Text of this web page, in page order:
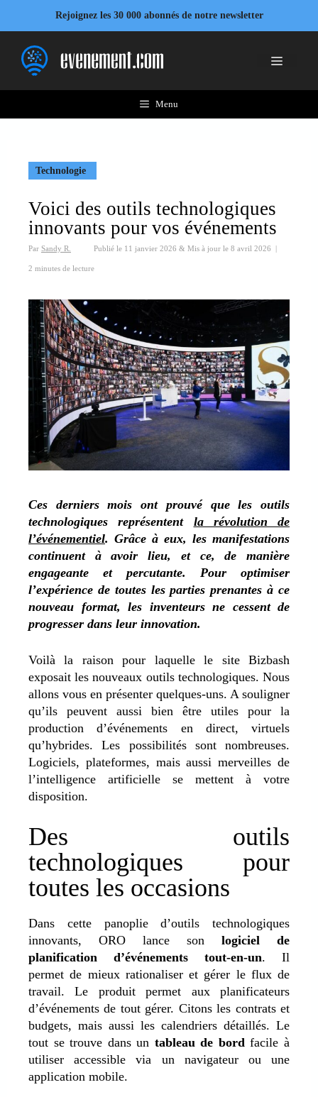
contenu
Rejoignez les 30 000 abonnés de notre newsletter
Menu
Menu
Technologie
Voici des outils technologiques
innovants pour vos événements
Par Sandy R. Publié le 11 janvier 2026 & Mis à jour le 8 avril 2026 |
2 minutes de lecture
Ces derniers mois ont prouvé que les outils
technologiques représentent la révolution de
l’événementiel. Grâce à eux, les manifestations
continuent à avoir lieu, et ce, de manière
engageante et percutante. Pour optimiser
l’expérience de toutes les parties prenantes à ce
nouveau format, les inventeurs ne cessent de
progresser dans leur innovation.
Voilà la raison pour laquelle le site Bizbash
exposait les nouveaux outils technologiques. Nous
allons vous en présenter quelques-uns. A souligner
qu’ils peuvent aussi bien être utiles pour la
production d’événements en direct, virtuels
qu’hybrides. Les possibilités sont nombreuses.
Logiciels, plateformes, mais aussi merveilles de
l’intelligence artificielle se mettent à votre
disposition.
Des outils
technologiques pour
toutes les occasions
Dans cette panoplie d’outils technologiques
innovants, ORO lance son logiciel de
planification d’événements tout-en-un. Il
permet de mieux rationaliser et gérer le flux de
travail. Le produit permet aux planificateurs
d’événements de tout gérer. Citons les contrats et
budgets, mais aussi les calendriers détaillés. Le
tout se trouve dans un tableau de bord facile à
utiliser accessible via un navigateur ou une
application mobile.